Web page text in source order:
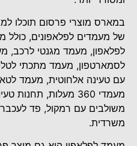
במארס מוצרי פרסום תוכלו
של מעמדים לפלאפונים, כולל
לפלאפון, מעמד מגנטי לרכב,
לסמארטפון, מעמד מתכתי
עם טעינה אלחוטית, מעמד
מעמדי 360 מעלות,
משולבים עם רמקול, פד לעכבר
משרדית.